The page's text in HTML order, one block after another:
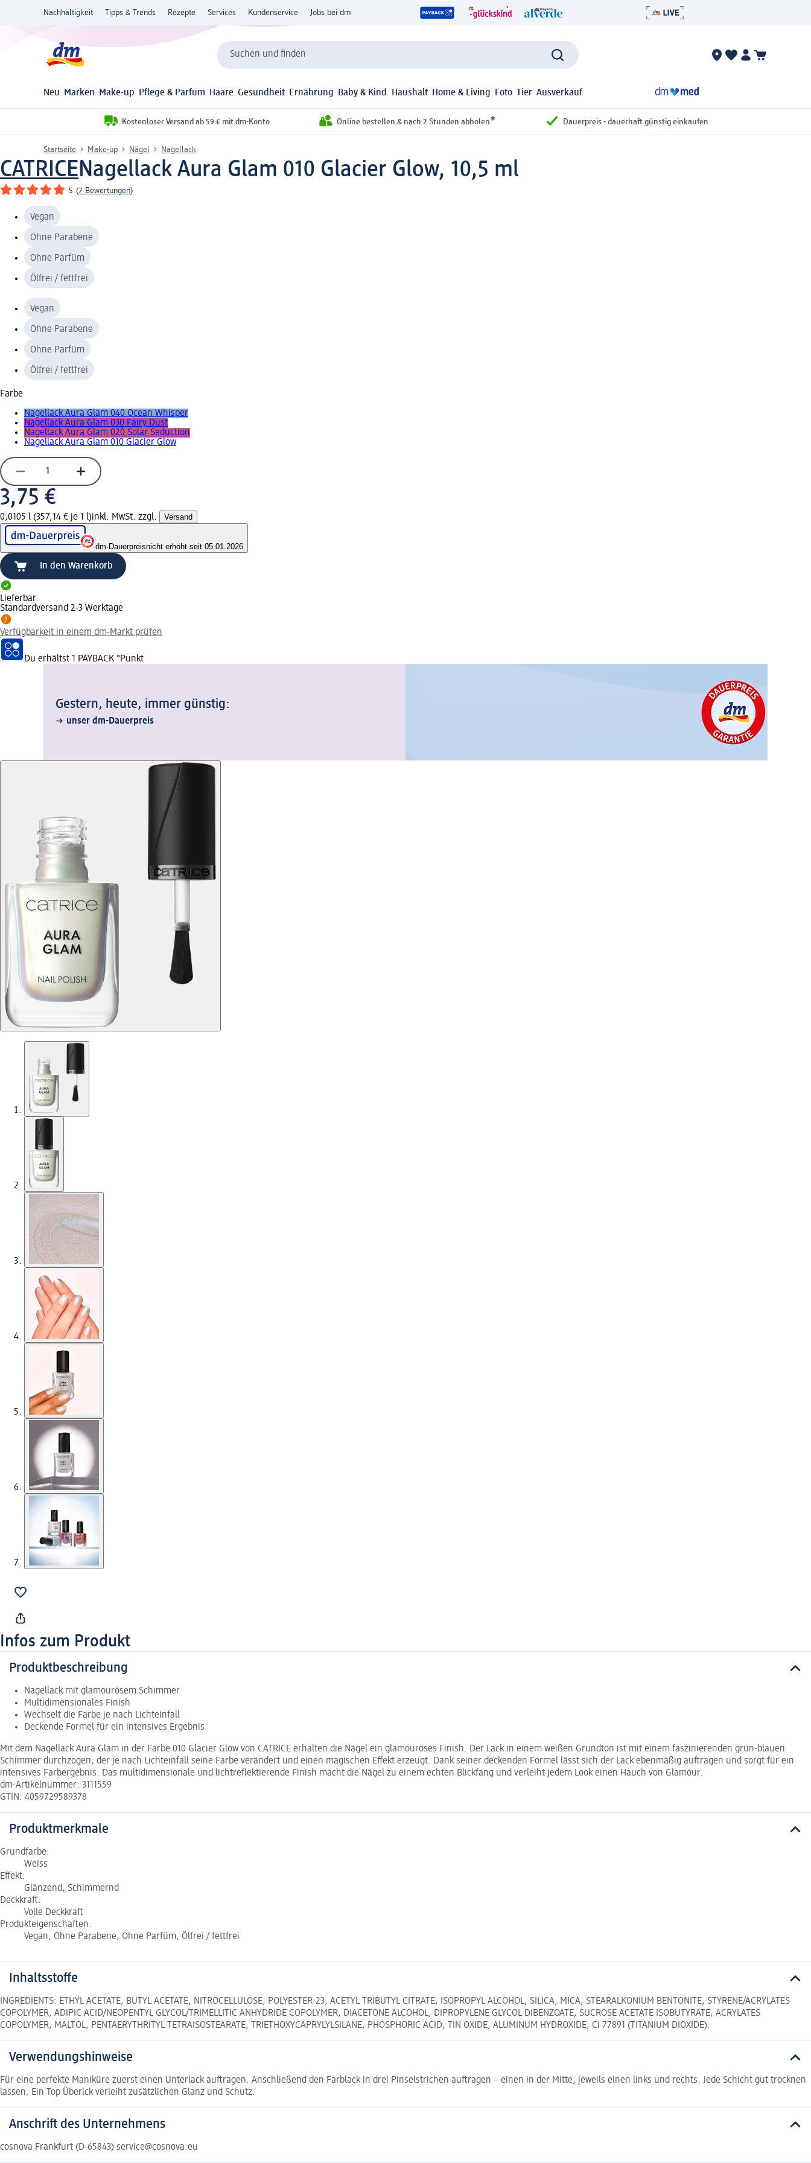
Nachhaltigkeit Tipps & Trends Rezepte Services Kundenservice Jobs bei dm
Suchen und finden
Neu Marken Make-up Pflege & Parfum Haare Gesundheit Ernährung Baby & Kind Haushalt Home & Living Foto Tier Ausverkauf
Kostenloser Versand ab 59 € mit dm-Konto Online bestellen & nach 2 Stunden abholen* Dauerpreis - dauerhaft günstig einkaufen
Startseite Make-up Nägel Nagellack
CATRICENagellack Aura Glam 010 Glacier Glow, 10,5 ml
5 (7 Bewertungen)
Vegan
Ohne Parabene
Ohne Parfüm
Ölfrei / fettfrei
Vegan
Ohne Parabene
Ohne Parfüm
Ölfrei / fettfrei
Farbe
Nagellack Aura Glam 040 Ocean Whisper
Nagellack Aura Glam 030 Fairy Dust
Nagellack Aura Glam 020 Solar Seduction
Nagellack Aura Glam 010 Glacier Glow
3,75 €
0,0105 l (357,14 € je 1 l)inkl. MwSt. zzgl. Versand
dm-Dauerpreisnicht erhöht seit 05.01.2026
In den Warenkorb
Lieferbar
Standardversand 2-3 Werktage
Verfügbarkeit in einem dm-Markt prüfen
Du erhältst 1 PAYBACK °Punkt
Gestern, heute, immer günstig:
unser dm-Dauerpreis
Infos zum Produkt
Produktbeschreibung
Nagellack mit glamourösem Schimmer
Multidimensionales Finish
Wechselt die Farbe je nach Lichteinfall
Deckende Formel für ein intensives Ergebnis
Mit dem Nagellack Aura Glam in der Farbe 010 Glacier Glow von CATRICE erhalten die Nägel ein glamouröses Finish. Der Lack in einem weißen Grundton ist mit einem faszinierenden grün-blauen
Schimmer durchzogen, der je nach Lichteinfall seine Farbe verändert und einen magischen Effekt erzeugt. Dank seiner deckenden Formel lässt sich der Lack ebenmäßig auftragen und sorgt für ein
intensives Farbergebnis. Das multidimensionale und lichtreflektierende Finish macht die Nägel zu einem echten Blickfang und verleiht jedem Look einen Hauch von Glamour.
dm-Artikelnummer: 3111559
GTIN: 4059729589378
Produktmerkmale
Grundfarbe:
Weiss
Effekt:
Glänzend, Schimmernd
Deckkraft:
Volle Deckkraft
Produkteigenschaften:
Vegan, Ohne Parabene, Ohne Parfüm, Ölfrei / fettfrei
Inhaltsstoffe
INGREDIENTS: ETHYL ACETATE, BUTYL ACETATE, NITROCELLULOSE, POLYESTER-23, ACETYL TRIBUTYL CITRATE, ISOPROPYL ALCOHOL, SILICA, MICA, STEARALKONIUM BENTONITE, STYRENE/ACRYLATES
COPOLYMER, ADIPIC ACID/NEOPENTYL GLYCOL/TRIMELLITIC ANHYDRIDE COPOLYMER, DIACETONE ALCOHOL, DIPROPYLENE GLYCOL DIBENZOATE, SUCROSE ACETATE ISOBUTYRATE, ACRYLATES
COPOLYMER, MALTOL, PENTAERYTHRITYL TETRAISOSTEARATE, TRIETHOXYCAPRYLYLSILANE, PHOSPHORIC ACID, TIN OXIDE, ALUMINUM HYDROXIDE, CI 77891 (TITANIUM DIOXIDE).
Verwendungshinweise
Für eine perfekte Maniküre zuerst einen Unterlack auftragen. Anschließend den Farblack in drei Pinselstrichen auftragen – einen in der Mitte, jeweils einen links und rechts. Jede Schicht gut trocknen
lassen. Ein Top Überlck verleiht zusätzlichen Glanz und Schutz.
Anschrift des Unternehmens
cosnova Frankfurt (D-65843) service@cosnova.eu